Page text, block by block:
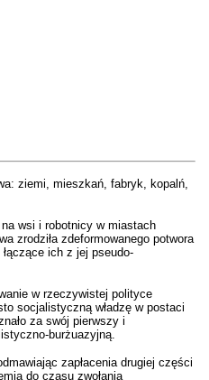
ziemi, mieszkań, fabryk, kopalń,
wsi i robotnicy w miastach
zrodziła zdeformowanego potwora
ich z jej pseudo-
w rzeczywistej polityce
socjalistyczną władzę w postaci
za swój pierwszy i
burżuazyjną.
zapłacenia drugiej części
do czasu zwołania